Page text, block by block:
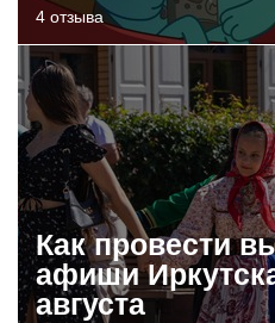
4 отзыва
Как провести
афиши
августа